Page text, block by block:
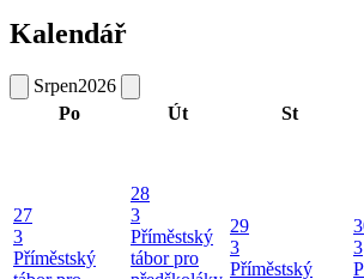
Kalendář
Srpen2026
Po
Út St
27
3
Příměstský
28
3
Příměstský
tábor pro
29
3
Příměstský
3